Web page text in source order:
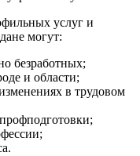
услуг и
могут:
безработных;
и области;
в трудовом